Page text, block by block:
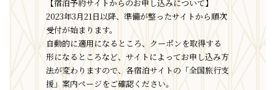
【宿泊予約サイトからのお申し込みについて】
2023年3月21日以降、準備が整ったサイトから順次
受付が始まります。
自動的に適用になるところ、クーポンを取得する
形になるところなど、サイトによってお申し込み方
法が変わりますので、各宿泊サイトの「全国旅行支
援」案内ページをご確認ください。